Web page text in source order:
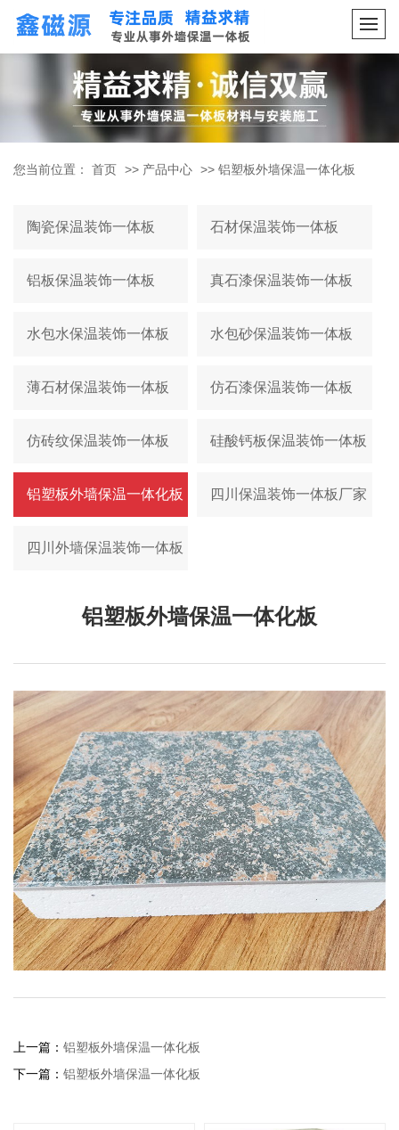
您当前位置： 首页 >> 产品中心 >> 铝塑板外墙保温一体化板
陶瓷保温装饰一体板 石材保温装饰一体板
铝板保温装饰一体板 真石漆保温装饰一体板
水包水保温装饰一体板 水包砂保温装饰一体板
薄石材保温装饰一体板 仿石漆保温装饰一体板
仿砖纹保温装饰一体板 硅酸钙板保温装饰一体板
铝塑板外墙保温一体化板 四川保温装饰一体板厂家
四川外墙保温装饰一体板
铝塑板外墙保温一体化板
上一篇： 铝塑板外墙保温一体化板
下一篇： 铝塑板外墙保温一体化板